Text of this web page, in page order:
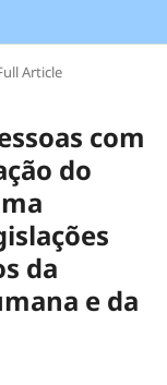
Article
com
do
da
e da